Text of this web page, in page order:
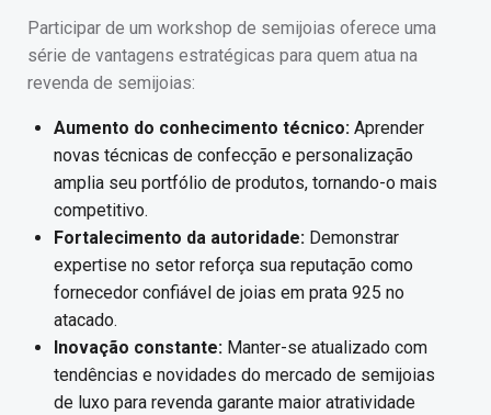
Participar de um workshop de semijoias oferece uma
série de vantagens estratégicas para quem atua na
revenda de semijoias:
Aumento do conhecimento técnico: Aprender
novas técnicas de confecção e personalização
amplia seu portfólio de produtos, tornando-o mais
competitivo.
Fortalecimento da autoridade: Demonstrar
expertise no setor reforça sua reputação como
fornecedor confiável de joias em prata 925 no
atacado.
Inovação constante: Manter-se atualizado com
tendências e novidades do mercado de semijoias
de luxo para revenda garante maior atratividade